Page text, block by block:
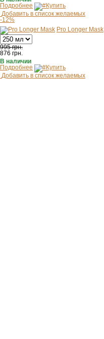
Подробнее
Купить
Добавить в список желаемых
-12%
Pro Longer Mask
995 грн.
876 грн.
В наличии
Подробнее
Купить
Добавить в список желаемых